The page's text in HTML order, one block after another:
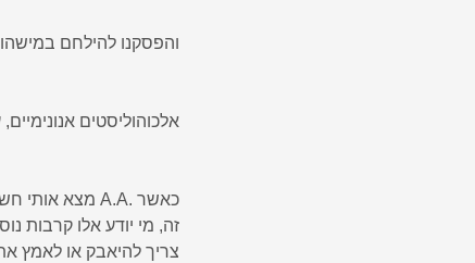
והפסקנו להילחם
אלכוהוליסטים אנונימיים,
זה, מי יודע אלו קרבות
צריך להיאבק או לאמץ